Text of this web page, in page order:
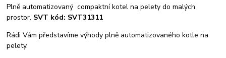
Plně automatizovaný compaktní kotel na pelety do malých
prostor. SVT kód: SVT31311
Rádi Vám představíme výhody plně automatizovaného kotle na
pelety.